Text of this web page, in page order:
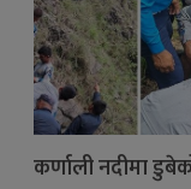
कर्णाली नदीमा